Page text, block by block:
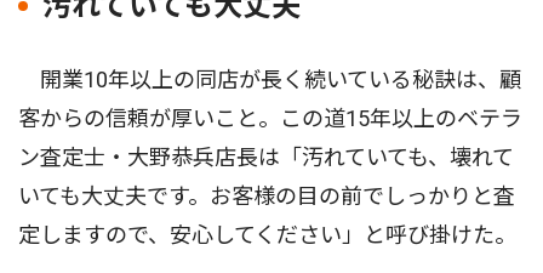
開業10年以上の同店が長く続いている秘訣は、顧
客からの信頼が厚いこと。この道15年以上のベテラ
ン査定士・大野恭兵店長は「汚れていても、壊れて
いても大丈夫です。お客様の目の前でしっかりと査
定しますので、安心してください」と呼び掛けた。